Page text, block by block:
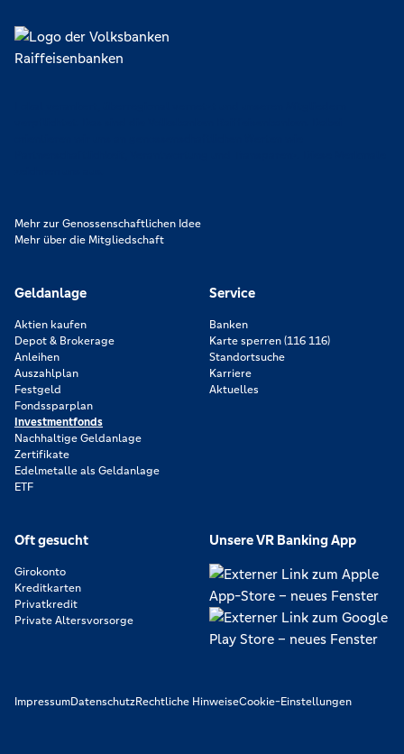
Mehr zur Genossenschaftlichen Idee
Mehr über die Mitgliedschaft
Geldanlage
Aktien kaufen
Depot & Brokerage
Anleihen
Auszahlplan
Festgeld
Fondssparplan
Investmentfonds
Nachhaltige Geldanlage
Zertifikate
Edelmetalle als Geldanlage
ETF
Service
Banken
Karte sperren (116 116)
Standortsuche
Karriere
Aktuelles
Oft gesucht
Girokonto
Kreditkarten
Privatkredit
Private Altersvorsorge
Unsere VR Banking App
ImpressumDatenschutzRechtliche HinweiseCookie-Einstellungen